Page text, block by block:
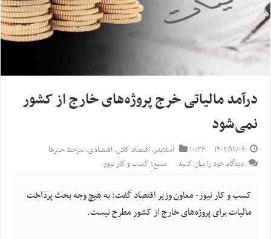
درآمد مالیاتی خرج پروژه‌های خارج از کشور
نمی‌شود
۱۴۰۳/۱۲/۰۶ ۱۰:۳۶ اسلایدر,اقتصاد کلان,اقتصادی,سرخط خبرها
دیدگاه خود را بیان کنید
منبع: کسب و کار نیوز
کسب و کار نیوز- معاون وزیر اقتصاد گفت:‌ به هیچ وجه بحث پرداخت
مالیات برای پروژه‌های خارج از کشور مطرح نیست.